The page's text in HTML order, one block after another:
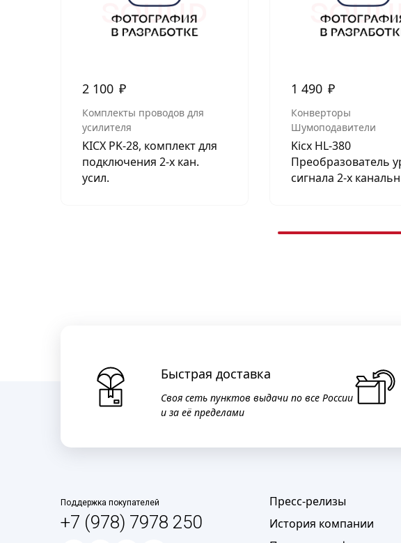
2 100 ₽
Комплекты проводов для
усилителя
KICX PK-28, комплект для
подключения 2-х кан.
усил.
1 490 ₽
Конверторы
Шумоподавители
Kicx HL-380
Преобразователь
сигнала 2-х
Быстрая доставка
Своя сеть пунктов выдачи по все России
и за её пределами
Поддержка покупателей
+7 (978) 7978 250
Пресс-релизы
История компании